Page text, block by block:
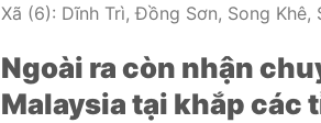
Xã (6): Dĩnh Trì, Đồng Sơn, Song Khê,
Ngoài ra còn nhận
Malaysia tại khắp các